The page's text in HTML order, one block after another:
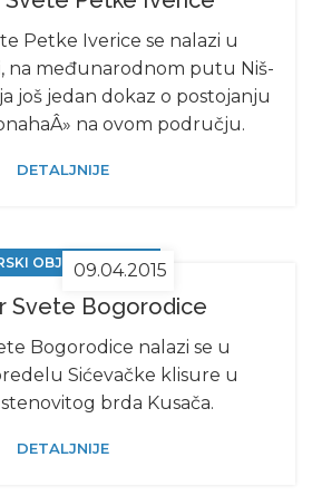
Petke Iverice se nalazi u
na međunarodnom putu Niš-
još jedan dokaz o postojanju
na ovom području.
DETALJNIJE
09.04.2015
OBJEKTI U NIŠU
Svete Bogorodice
Bogorodice nalazi se u
Sićevačke klisure u
brda Kusača.
DETALJNIJE